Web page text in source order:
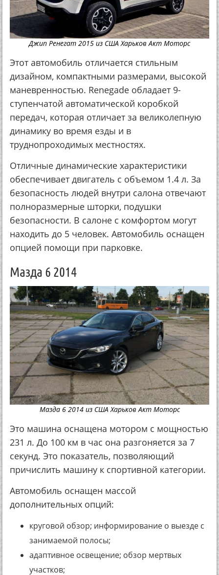
Джип Ренегат 2015 из США Харьков Акт Моторс
Этот автомобиль отличается стильным
дизайном, компактными размерами, высокой
маневренностью. Renegade обладает 9-
ступенчатой автоматической коробкой
передач, которая отличает за великолепную
динамику во время езды и в
труднопроходимых местностях.
Отличные динамические характеристики
обеспечивает двигатель с объемом 1.4 л. За
безопасность людей внутри салона отвечают
полноразмерные шторки, подушки
безопасности. В салоне с комфортом могут
находить до 5 человек. Автомобиль оснащен
опцией помощи при парковке.
Мазда 6 2014
Мазда 6 2014 из США Харьков Акт Моторс
Это машина оснащена мотором с мощностью
231 л. До 100 км в час она разгоняется за 7
секунд. Это показатель, позволяющий
причислить машину к спортивной категории.
Автомобиль оснащен массой
дополнительных опций:
круговой обзор; информирование о выезде с
занимаемой полосы;
адаптивное освещение; обзор мертвых
участков;